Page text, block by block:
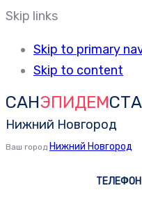
Skip links
Skip to primary
Skip to content
САНЭПИДЕМ
Нижний Новгород
Ваш город Нижний Новгород